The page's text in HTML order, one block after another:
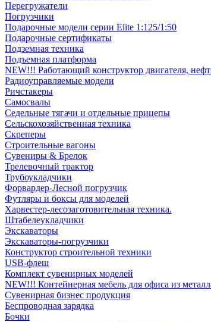
Перегружатели
Погрузчики
Подарочные модели серии Elite 1:125/1:50
Подарочные сертификаты
Подземная техника
Подъемная платформа
NEW!!! Работающий конструктор двигателя,
Радиоуправляемые модели
Ричстакеры
Самосвалы
Седельные тягачи и отдельные прицепы
Сельскохозяйственная техника
Скреперы
Строительные вагоны
Сувениры & Брелок
Трелевочный трактор
Трубоукладчики
Форвардер-Лесной погрузчик
Футляры и боксы для моделей
Харвестер-лесозаготовительная техника.
Штабелеукладчики
Экскаваторы
Экскаваторы-погрузчики
Конструктор строительной техники
USB-флеш
Комплект сувенирных моделей
NEW!!! Контейнерная мебель для офиса из
Сувенирная бизнес продукция
Беспроводная зарядка
Бочки